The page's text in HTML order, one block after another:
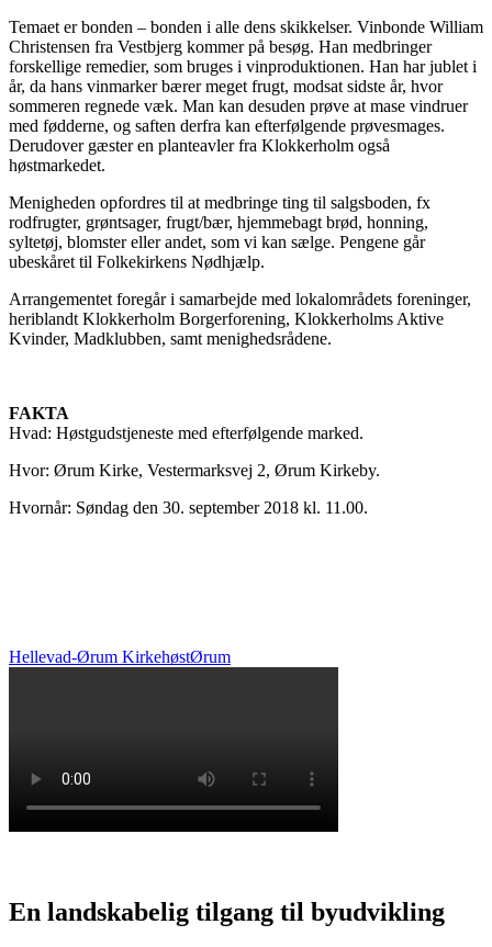
Temaet er bonden – bonden i alle dens skikkelser. Vinbonde William
Christensen fra Vestbjerg kommer på besøg. Han medbringer
forskellige remedier, som bruges i vinproduktionen. Han har jublet i
år, da hans vinmarker bærer meget frugt, modsat sidste år, hvor
sommeren regnede væk. Man kan desuden prøve at mase vindruer
med fødderne, og saften derfra kan efterfølgende prøvesmages.
Derudover gæster en planteavler fra Klokkerholm også
høstmarkedet.
Menigheden opfordres til at medbringe ting til salgsboden, fx
rodfrugter, grøntsager, frugt/bær, hjemmebagt brød, honning,
syltetøj, blomster eller andet, som vi kan sælge. Pengene går
ubeskåret til Folkekirkens Nødhjælp.
Arrangementet foregår i samarbejde med lokalområdets foreninger,
heriblandt Klokkerholm Borgerforening, Klokkerholms Aktive
Kvinder, Madklubben, samt menighedsrådene.
FAKTA
Hvad: Høstgudstjeneste med efterfølgende marked.
Hvor: Ørum Kirke, Vestermarksvej 2, Ørum Kirkeby.
Hvornår: Søndag den 30. september 2018 kl. 11.00.
Hellevad-Ørum KirkehøstØrum
En landskabelig tilgang til byudvikling